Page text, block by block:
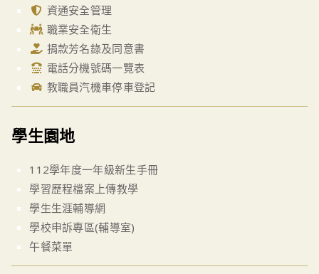
資通安全管理
職業安全衛生
捐款芳名錄及同意書
電話分機號碼一覽表
教職員汽機車停車登記
學生園地
112學年度一年級新生手冊
學習歷程檔案上傳教學
學生生涯輔導網
學校申訴專區(輔導室)
午餐菜單